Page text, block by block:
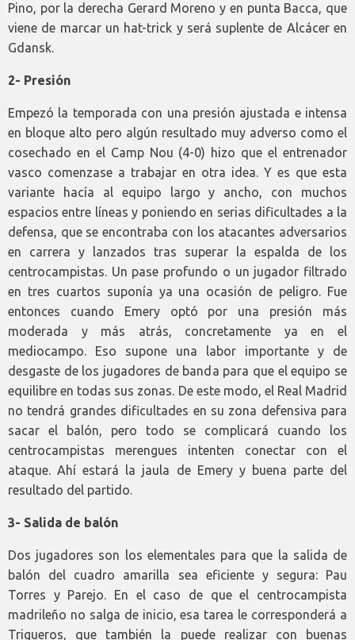
Pino, por la derecha Gerard Moreno y en punta Bacca, que
viene de marcar un hat-trick y será suplente de Alcácer en
Gdansk.
2- Presión
Empezó la temporada con una presión ajustada e intensa
en bloque alto pero algún resultado muy adverso como el
cosechado en el Camp Nou (4-0) hizo que el entrenador
vasco comenzase a trabajar en otra idea. Y es que esta
variante hacía al equipo largo y ancho, con muchos
espacios entre líneas y poniendo en serias dificultades a la
defensa, que se encontraba con los atacantes adversarios
en carrera y lanzados tras superar la espalda de los
centrocampistas. Un pase profundo o un jugador filtrado
en tres cuartos suponía ya una ocasión de peligro. Fue
entonces cuando Emery optó por una presión más
moderada y más atrás, concretamente ya en el
mediocampo. Eso supone una labor importante y de
desgaste de los jugadores de banda para que el equipo se
equilibre en todas sus zonas. De este modo, el Real Madrid
no tendrá grandes dificultades en su zona defensiva para
sacar el balón, pero todo se complicará cuando los
centrocampistas merengues intenten conectar con el
ataque. Ahí estará la jaula de Emery y buena parte del
resultado del partido.
3- Salida de balón
Dos jugadores son los elementales para que la salida de
balón del cuadro amarilla sea eficiente y segura: Pau
Torres y Parejo. En el caso de que el centrocampista
madrileño no salga de inicio, esa tarea le corresponderá a
Trigueros, que también la puede realizar con buenas